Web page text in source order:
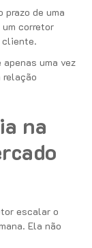
prazo de uma
um corretor
cliente.
uma vez
relação
na
escalar o
Ela não